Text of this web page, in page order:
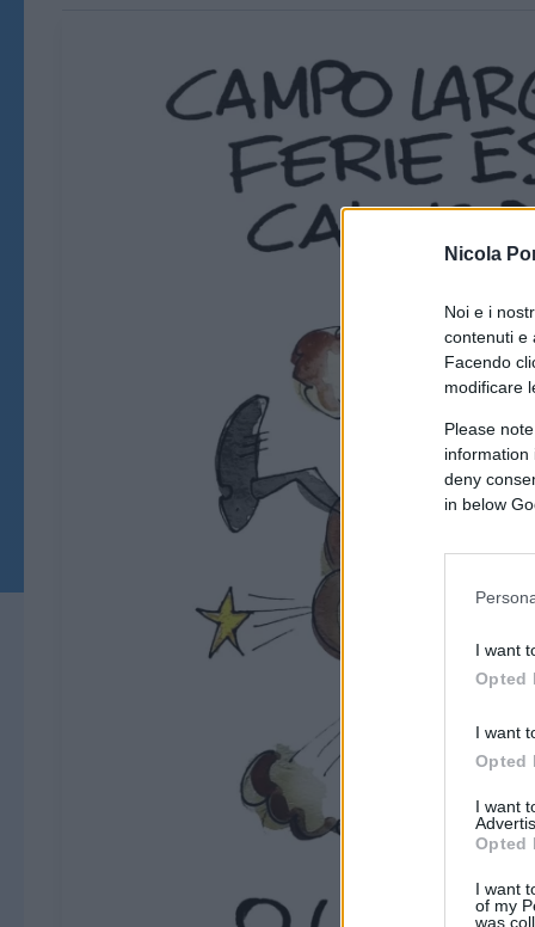
Nicola
Noi e i
contenuti e
Facendo
modificare
Please
information
deny
in below
I want
Opted
I want
Opted
I want
Opted
I want
of my
was